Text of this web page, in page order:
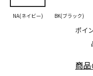
ポイ
NA(ネイビー) BK(ブラック)
商